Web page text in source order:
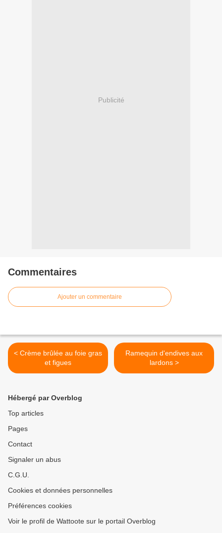
Publicité
Commentaires
Ajouter un commentaire
< Crème brûlée au foie gras
et figues
Ramequin d'endives aux
lardons >
Hébergé par Overblog
Top articles
Pages
Contact
Signaler un abus
C.G.U.
Cookies et données personnelles
Préférences cookies
Voir le profil de Wattoote sur le portail Overblog